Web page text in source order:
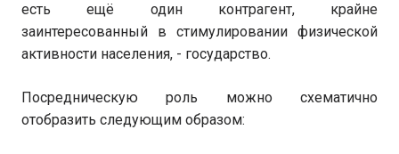
есть ещё один контрагент, крайне
заинтересованный в стимулировании физической
активности населения, - государство.
Посредническую роль можно схематично
отобразить следующим образом: